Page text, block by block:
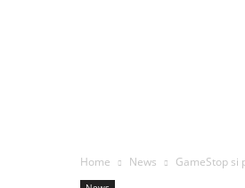
Home News GameStop si